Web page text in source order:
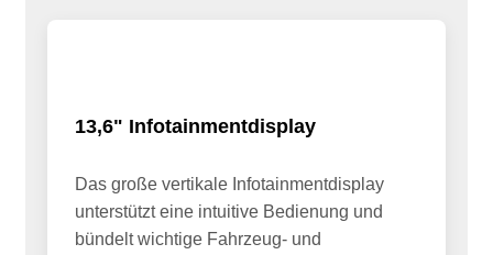
13,6" Infotainmentdisplay
Das große vertikale Infotainmentdisplay
unterstützt eine intuitive Bedienung und
bündelt wichtige Fahrzeug- und